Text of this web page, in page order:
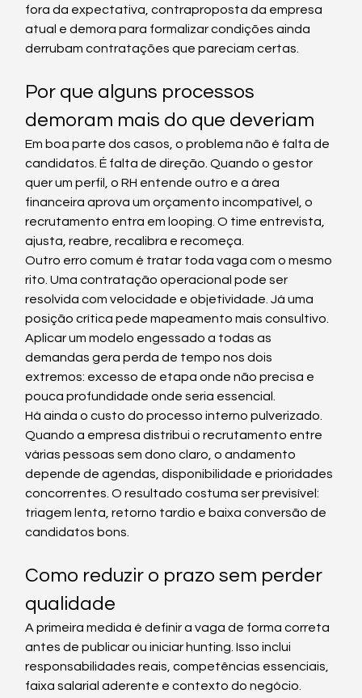
fora da expectativa, contraproposta da empresa
atual e demora para formalizar condições ainda
derrubam contratações que pareciam certas.
Por que alguns processos
demoram mais do que deveriam
Em boa parte dos casos, o problema não é falta de
candidatos. É falta de direção. Quando o gestor
quer um perfil, o RH entende outro e a área
financeira aprova um orçamento incompatível, o
recrutamento entra em looping. O time entrevista,
ajusta, reabre, recalibra e recomeça.
Outro erro comum é tratar toda vaga com o mesmo
rito. Uma contratação operacional pode ser
resolvida com velocidade e objetividade. Já uma
posição crítica pede mapeamento mais consultivo.
Aplicar um modelo engessado a todas as
demandas gera perda de tempo nos dois
extremos: excesso de etapa onde não precisa e
pouca profundidade onde seria essencial.
Há ainda o custo do processo interno pulverizado.
Quando a empresa distribui o recrutamento entre
várias pessoas sem dono claro, o andamento
depende de agendas, disponibilidade e prioridades
concorrentes. O resultado costuma ser previsível:
triagem lenta, retorno tardio e baixa conversão de
candidatos bons.
Como reduzir o prazo sem perder
qualidade
A primeira medida é definir a vaga de forma correta
antes de publicar ou iniciar hunting. Isso inclui
responsabilidades reais, competências essenciais,
faixa salarial aderente e contexto do negócio.